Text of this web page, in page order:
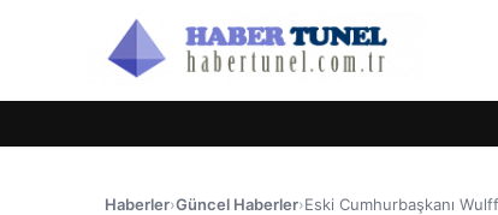
Haberler›Güncel Haberler›Eski Cumhurbaşkanı